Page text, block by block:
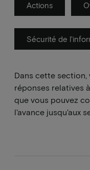
Actions
Sécurité de
Dans cette
réponses relatives
que vous pouvez
l'avance jusqu'aux